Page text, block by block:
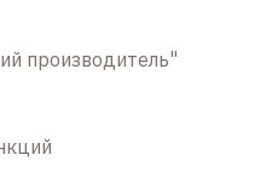
производитель"